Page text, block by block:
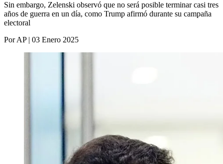
Sin embargo, Zelenski observó que no será posible terminar casi tres
años de guerra en un día, como Trump afirmó durante su campaña
electoral
Por AP | 03 Enero 2025